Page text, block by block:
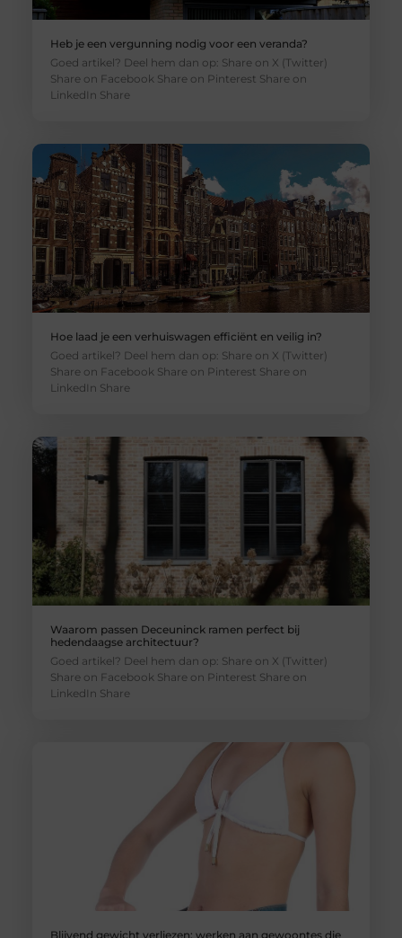
Heb je een vergunning nodig voor een veranda?
Goed artikel? Deel hem dan op: Share on X (Twitter)
Share on Facebook Share on Pinterest Share on
LinkedIn Share
Hoe laad je een verhuiswagen efficiënt en veilig in?
Goed artikel? Deel hem dan op: Share on X (Twitter)
Share on Facebook Share on Pinterest Share on
LinkedIn Share
Waarom passen Deceuninck ramen perfect bij
hedendaagse architectuur?
Goed artikel? Deel hem dan op: Share on X (Twitter)
Share on Facebook Share on Pinterest Share on
LinkedIn Share
Blijvend gewicht verliezen: werken aan gewoontes die